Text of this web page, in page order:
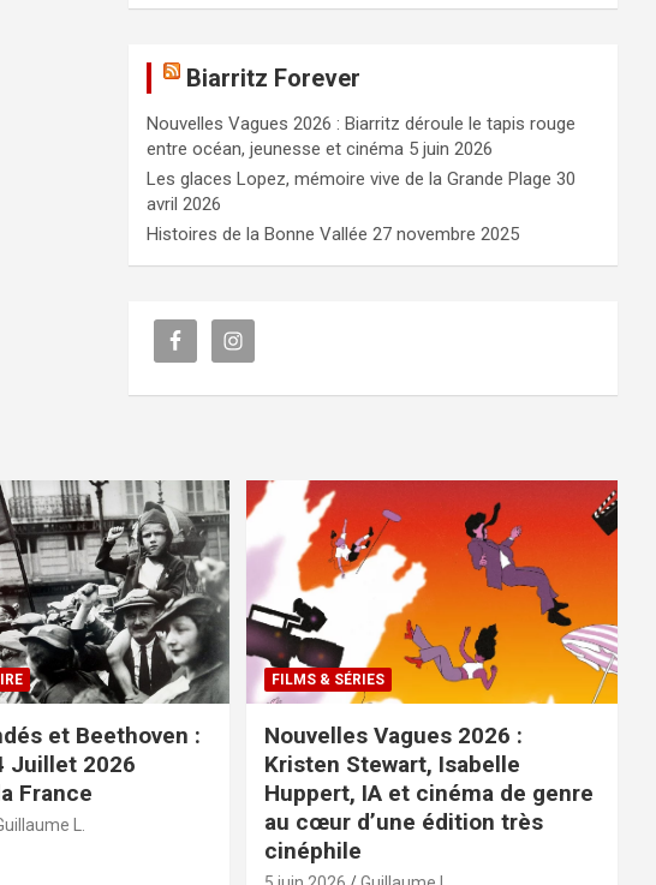
Biarritz Forever
Nouvelles Vagues 2026 : Biarritz déroule le tapis rouge
entre océan, jeunesse et cinéma 5 juin 2026
Les glaces Lopez, mémoire vive de la Grande Plage 30
avril 2026
Histoires de la Bonne Vallée 27 novembre 2025
et Beethoven :
Juillet 2026
France
L.
FILMS & SÉRIES
Nouvelles Vagues 2026 :
Kristen Stewart, Isabelle
Huppert, IA et cinéma de genre
au cœur d’une édition très
cinéphile